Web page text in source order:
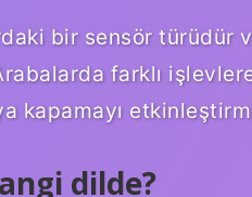
bir sensör türüdür
farklı
kapamayı
dilde?